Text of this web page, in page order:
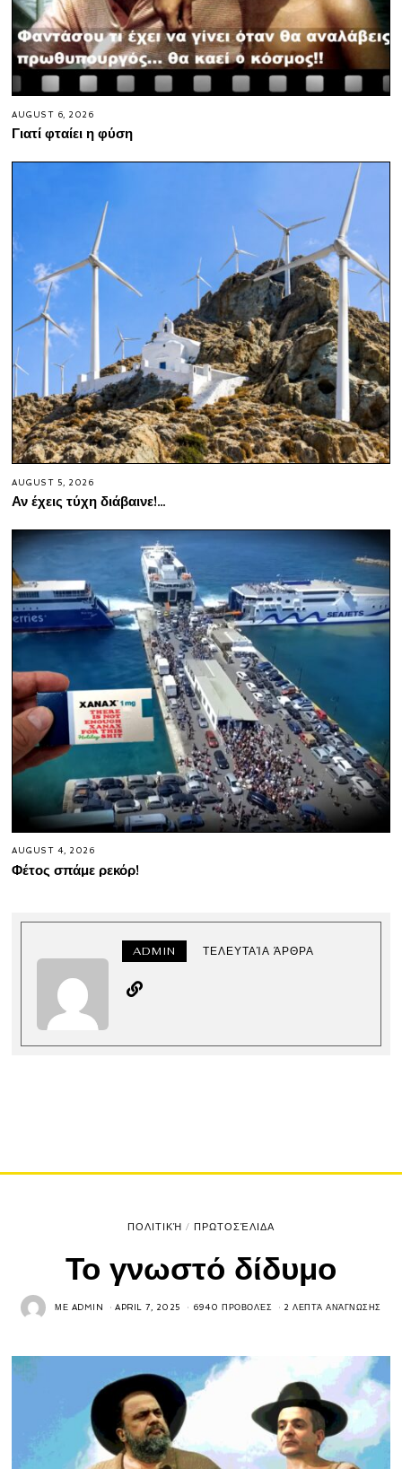
AUGUST 6, 2026
Γιατί φταίει η φύση
AUGUST 5, 2026
Αν έχεις τύχη διάβαινε!…
AUGUST 4, 2026
Φέτος σπάμε ρεκόρ!
ADMIN ΤΕΛΕΥΤΑΊΑ ΆΡΘΡΑ
ΠΟΛΙΤΙΚΉ / ΠΡΩΤΟΣΈΛΙΔΑ
Το γνωστό δίδυμο
ΜΕ ADMIN APRIL 7, 2025 6940 ΠΡΟΒΟΛΈΣ 2 ΛΕΠΤΆ ΑΝΆΓΝΩΣΗΣ